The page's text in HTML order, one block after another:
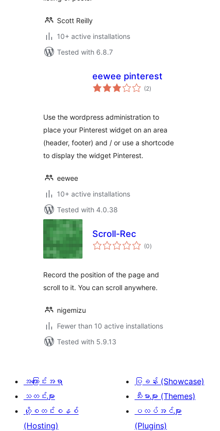
Scott Reilly
10+ active installations
Tested with 6.8.7
eewee pinterest
(2total
ratings
)
Use the wordpress administration to
place your Pinterest widget on an area
(header, footer) and / or use a shortcode
to display the widget Pinterest.
eewee
10+ active installations
Tested with 4.0.38
Scroll-Rec
(0total
ratings
)
Record the position of the page and
scroll to it. You can scroll anywhere.
nigemizu
Fewer than 10 active installations
Tested with 5.9.13
အကြောင်းအရာ
သတင်းများ
ဟို့စတင်းစနစ်
(Hosting)
ပြခန်း (Showcase)
သီးမားများ (Themes)
ပလပ်အင်များ
(Plugins)